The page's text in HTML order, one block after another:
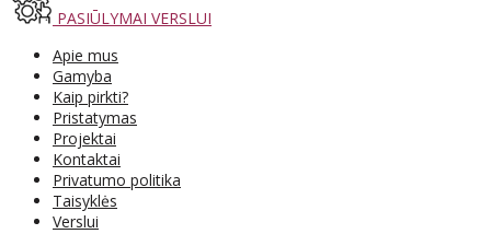
PASIŪLYMAI VERSLUI
Apie mus
Gamyba
Kaip pirkti?
Pristatymas
Projektai
Kontaktai
Privatumo politika
Taisyklės
Verslui